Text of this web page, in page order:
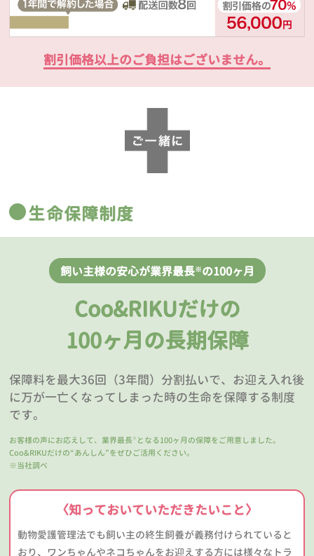
割引価格以上のご負担はございません。
生命保障制度
飼い主様の安心が業界最長※の100ヶ月
Coo&RIKUだけの
100ヶ月の長期保障
保障料を最大36回（3年間）分割払いで、お迎え入れ後
に万が一亡くなってしまった時の生命を保障する制度
です。
お客様の声にお応えして、業界最長 ※ となる100ヶ月の保障をご用意しました。
Coo&RIKUだけの“あんしん”をぜひご活用ください。
※当社調べ
〈知っておいていただきたいこと〉
動物愛護管理法でも飼い主の終生飼養が義務付けられていると
おり、ワンちゃんやネコちゃんをお迎えする方には様々なトラ